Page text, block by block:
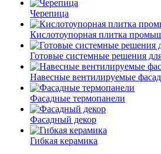
Черепица
Кислотоупорная плитка
Готовые системные решения
Навесные вентилируемые
Фасадные термопанели
Фасадный декор
Гибкая керамика